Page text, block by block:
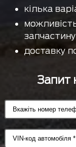
кілька
доставку
Запит